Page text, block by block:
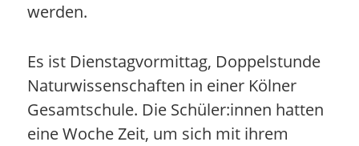
werden.
Es ist Dienstagvormittag, Doppelstunde
Naturwissenschaften in einer Kölner
Gesamtschule. Die Schüler:innen hatten
eine Woche Zeit, um sich mit ihrem